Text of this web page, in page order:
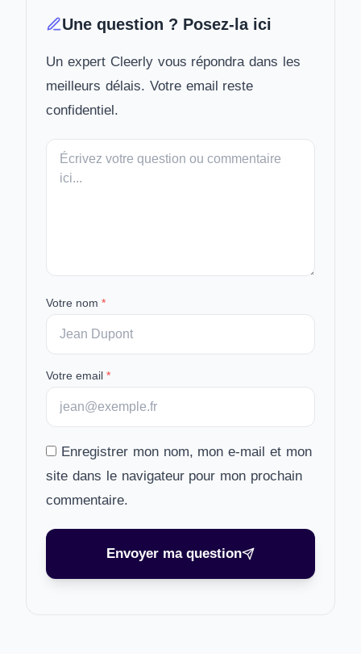
Une question ? Posez-la ici
Un expert Cleerly vous répondra dans les
meilleurs délais. Votre email reste
confidentiel.
Votre
message
Votre nom *
Votre email *
Enregistrer mon nom, mon e-mail et mon
site dans le navigateur pour mon prochain
commentaire.
Envoyer ma question